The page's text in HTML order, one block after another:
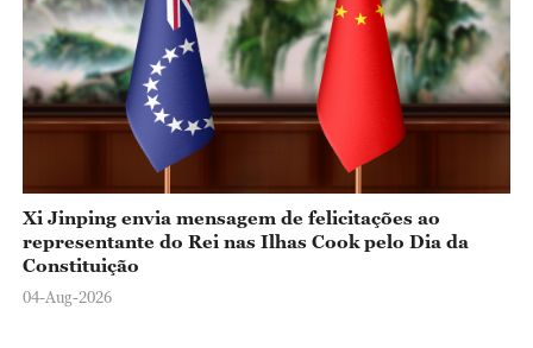
Xi Jinping envia mensagem de felicitações ao
representante do Rei nas Ilhas Cook pelo Dia da
Constituição
04-Aug-2026